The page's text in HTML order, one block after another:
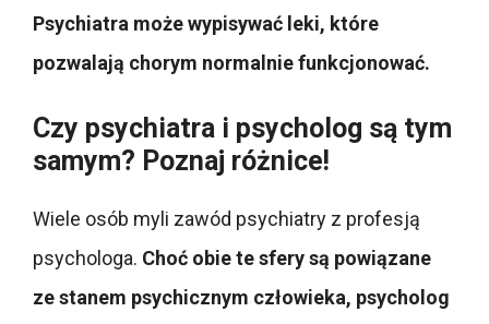
Psychiatra może wypisywać leki, które
pozwalają chorym normalnie funkcjonować.
Czy psychiatra i psycholog są tym
samym? Poznaj różnice!
Wiele osób myli zawód psychiatry z profesją
psychologa. Choć obie te sfery są powiązane
ze stanem psychicznym człowieka, psycholog